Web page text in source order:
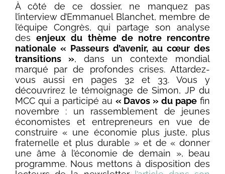
À côté de ce dossier, ne manquez pas
l’interview d’Emmanuel Blanchet, membre de
l’équipe Congrès, qui partage son analyse
desenjeux du thème de notre rencontre
nationale « Passeurs d’avenir, au cœur des
transitions », dans un contexte mondial
marqué par de profondes crises. Attardez-
vous aussi en pages 32 et 33. Vous y
découvrirez le témoignage de Simon, JP du
MCC qui a participé au « Davos » du pape fin
novembre : un rassemblement de jeunes
économistes et entrepreneurs en vue de
construire « une économie plus juste, plus
fraternelle et plus durable » et de « donner
une âme à l’économie de demain », beau
programme. Nous mettons à disposition des